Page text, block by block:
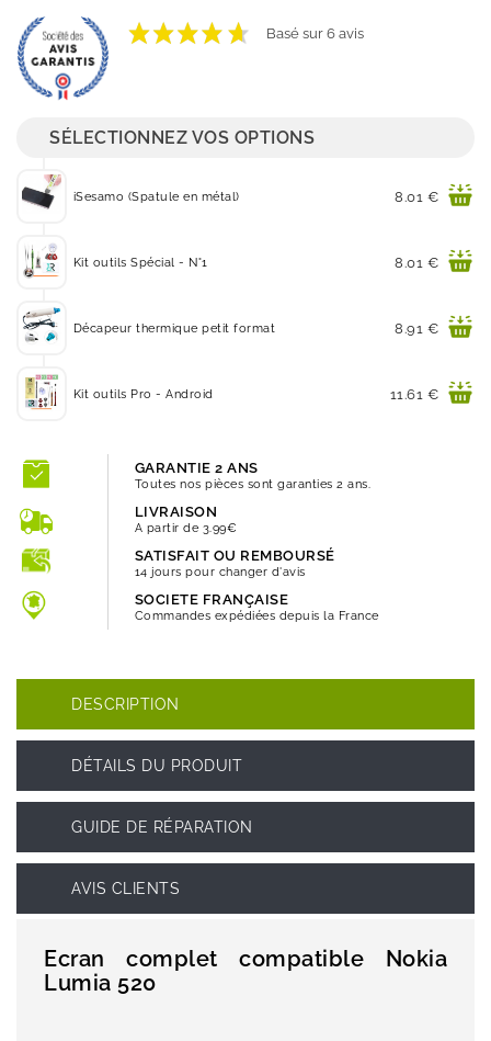
Basé sur 6 avis
SÉLECTIONNEZ VOS OPTIONS
iSesamo (Spatule en métal) Prix
8.01 €
Kit outils Spécial - N°1 Prix
8.01 €
Décapeur thermique petit format Prix
8.91 €
Kit outils Pro - Android Prix
11.61 €
GARANTIE 2 ANS
Toutes nos pièces sont garanties 2 ans.
LIVRAISON
A partir de 3.99€
SATISFAIT OU REMBOURSÉ
14 jours pour changer d'avis
SOCIETE FRANÇAISE
Commandes expédiées depuis la France
DESCRIPTION
DÉTAILS DU PRODUIT
GUIDE DE RÉPARATION
AVIS CLIENTS
Ecran complet compatible Nokia
Lumia 520